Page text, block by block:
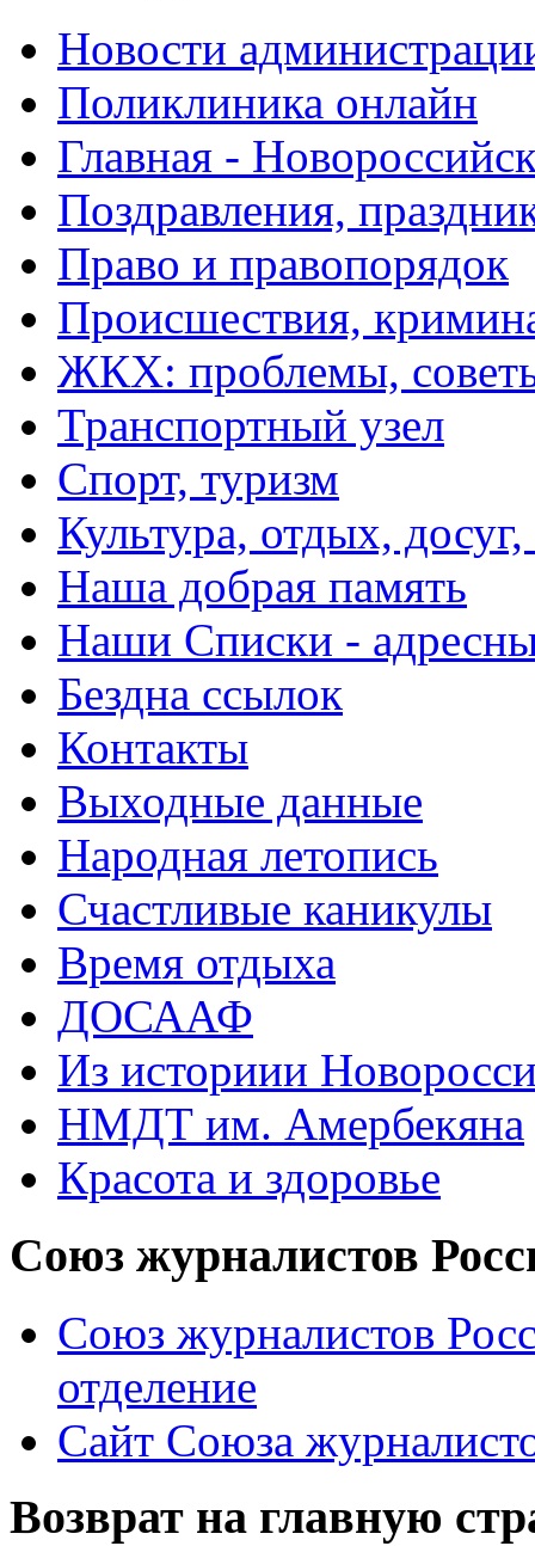
Новости
Поликлиника онлайн
Главная -
Поздравления,
Право и правопорядок
Происшествия,
ЖКХ: проблемы,
Транспортный узел
Спорт, туризм
Культура, отдых,
Наша добрая память
Наши Списки -
Бездна ссылок
Контакты
Выходные данные
Народная летопись
Счастливые каникулы
Время отдыха
ДОСААФ
Из историии
НМДТ им. Амербекяна
Красота и здоровье
Союз журналистов
Союз журналистов
отделение
Сайт Союза
Возврат на главную